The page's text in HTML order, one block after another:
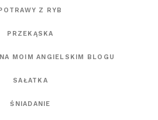
POTRAWY Z RYB
PRZEKĄSKA
MOIM ANGIELSKIM BLOGU
SAŁATKA
ŚNIADANIE